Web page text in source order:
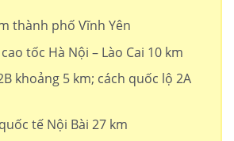
thành phố Vĩnh Yên
tốc Hà Nội – Lào Cai 10 km
khoảng 5 km; cách quốc lộ 2A
tế Nội Bài 27 km